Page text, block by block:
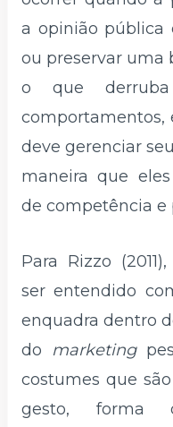
a opinião pública
ou preservar uma
o que
comportamentos,
deve gerenciar
maneira que
de competência e
Para Rizzo
ser entendido
enquadra dentro
do marketing
costumes que
gesto, forma